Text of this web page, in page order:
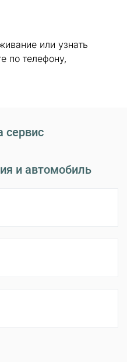
или узнать
по телефону,
сервис
и автомобиль